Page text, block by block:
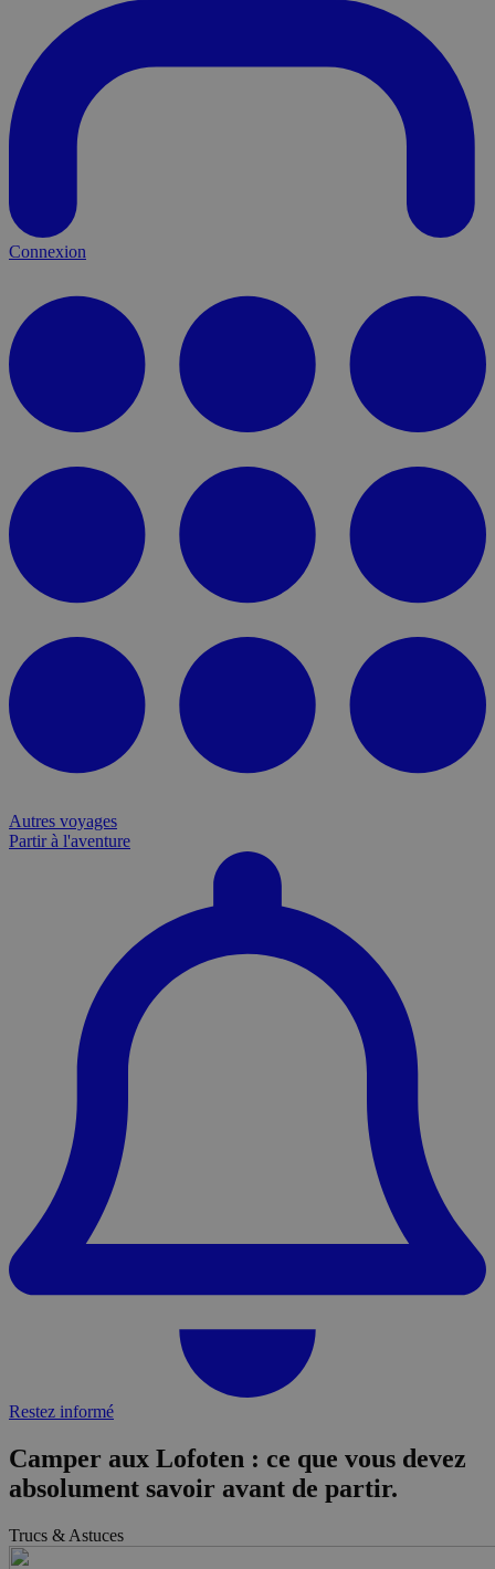
Connexion
Autres voyages
Partir à l'aventure
Restez informé
Camper aux Lofoten : ce que vous devez
absolument savoir avant de partir.
Trucs & Astuces